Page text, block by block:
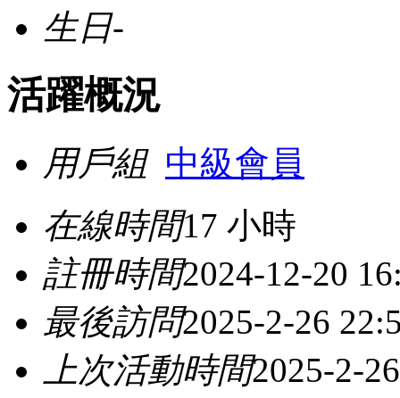
生日-
活躍概況
用戶組 中級會員
在線時間17 小時
註冊時間2024-12-20
最後訪問2025-2-26
上次活動時間2025-2-